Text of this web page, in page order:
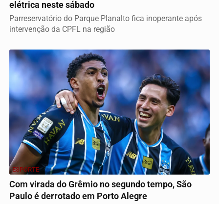
elétrica neste sábado
Parreservatório do Parque Planalto fica inoperante após
intervenção da CPFL na região
ESPORTE
Com virada do Grêmio no segundo tempo, São
Paulo é derrotado em Porto Alegre